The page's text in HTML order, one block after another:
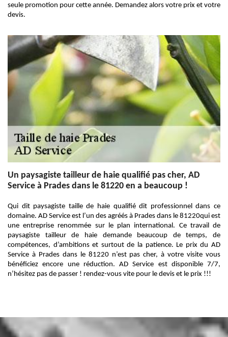
seule promotion pour cette année. Demandez alors votre prix et votre
devis.
Un paysagiste tailleur de haie qualifié pas cher, AD
Service à Prades dans le 81220 en a beaucoup !
Qui dit paysagiste taille de haie qualifié dit professionnel dans ce
domaine. AD Service est l’un des agréés à Prades dans le 81220qui est
une entreprise renommée sur le plan international. Ce travail de
paysagiste tailleur de haie demande beaucoup de temps, de
compétences, d’ambitions et surtout de la patience. Le prix du AD
Service à Prades dans le 81220 n’est pas cher, à votre visite vous
bénéficiez encore une réduction. AD Service est disponible 7/7,
n’hésitez pas de passer ! rendez-vous vite pour le devis et le prix !!!